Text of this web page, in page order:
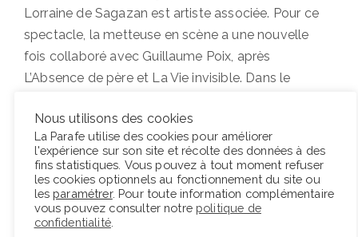
Lorraine de Sagazan est artiste associée. Pour ce
spectacle, la metteuse en scène a une nouvelle
fois collaboré avec Guillaume Poix, après
L’Absence de père et La Vie invisible. Dans le
par la rencontre avec des non et malvoyants, le
duo s’attèle cette fois à la question de la mort et du
deuil dans notre société à partir de neuf
témoignages choisis parmi près de 300 pendant le
premier confinement, réécrits et travaillés au
plateau avec les membres de la compagnie. Le
Nous utilisons des cookies
La Parafe utilise des cookies pour améliorer
l'expérience sur son site et récolte des données à des
fins statistiques. Vous pouvez à tout moment refuser
les cookies optionnels au fonctionnement du site ou
les paramétrer. Pour toute information complémentaire
vous pouvez consulter notre politique de
confidentialité.